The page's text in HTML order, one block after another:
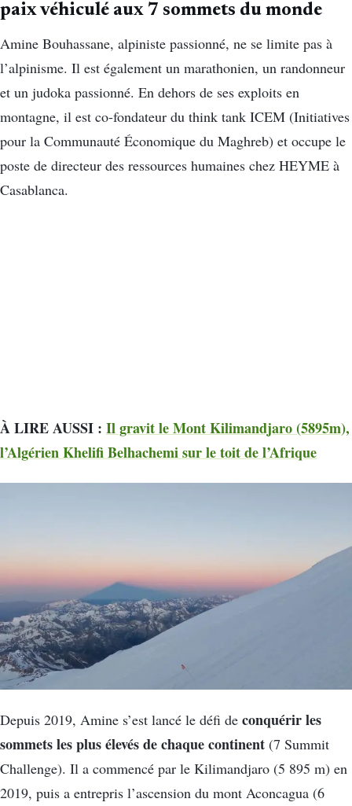
paix véhiculé aux 7 sommets du monde
Amine Bouhassane, alpiniste passionné, ne se limite pas à
l’alpinisme. Il est également un marathonien, un randonneur
et un judoka passionné. En dehors de ses exploits en
montagne, il est co-fondateur du think tank ICEM (Initiatives
pour la Communauté Économique du Maghreb) et occupe le
poste de directeur des ressources humaines chez HEYME à
Casablanca.
À LIRE AUSSI : Il gravit le Mont Kilimandjaro (5895m),
l’Algérien Khelifi Belhachemi sur le toit de l’Afrique
Depuis 2019, Amine s’est lancé le défi de conquérir les
sommets les plus élevés de chaque continent (7 Summit
Challenge). Il a commencé par le Kilimandjaro (5 895 m) en
2019, puis a entrepris l’ascension du mont Aconcagua (6